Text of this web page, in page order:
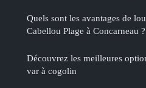
Quels sont les avantages de
Cabellou Plage à Concarneau ?
Découvrez les meilleures
var à cogolin